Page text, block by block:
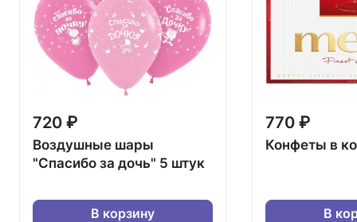
720 ₽
Воздушные шары
"Спасибо за дочь" 5 штук
В корзину
770 ₽
Конфеты в
В